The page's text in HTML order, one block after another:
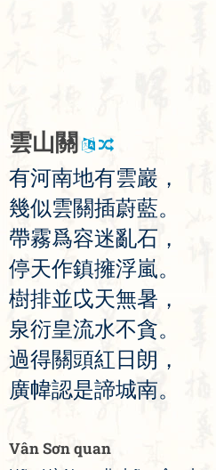
雲山關
有河南地有雲巖 ，
幾似雲關插蔚藍。
帶霧爲容迷亂石 ，
停天作鎮擁浮嵐。
樹排並戉天無暑 ，
泉衍皇流水不貪。
過得關頭紅 日 朗 ，
廣幃認是諦城南。
Vân Sơn quan